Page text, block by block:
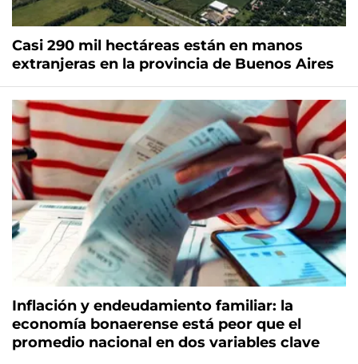
Casi 290 mil hectáreas están en manos
extranjeras en la provincia de Buenos Aires
Inflación y endeudamiento familiar: la
economía bonaerense está peor que el
promedio nacional en dos variables clave